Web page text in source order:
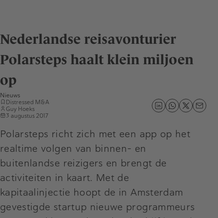
Nederlandse reisavonturier
Polarsteps haalt klein miljoen
op
Nieuws
Distressed M&A
Guy Hoeks
3 augustus 2017
Polarsteps richt zich met een app op het
realtime volgen van binnen- en
buitenlandse reizigers en brengt de
activiteiten in kaart. Met de
kapitaalinjectie hoopt de in Amsterdam
gevestigde startup nieuwe programmeurs